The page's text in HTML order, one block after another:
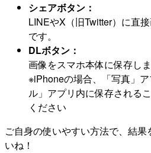
シェアボタン：
LINEやX（旧Twitter）に直
です。
DLボタン：
画像をスマホ本体に保存しま
※iPhoneの場合、「写真」
ル」アプリ内に保存される
ください
ご自身の使いやすい方法で、結
いね！